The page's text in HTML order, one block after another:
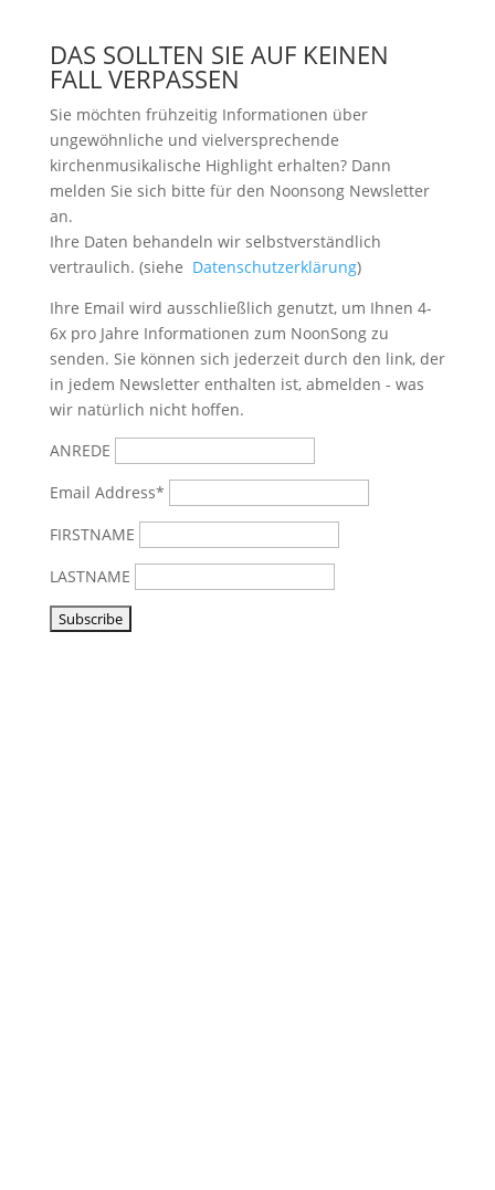
DAS SOLLTEN SIE AUF KEINEN
FALL VERPASSEN
Sie möchten frühzeitig Informationen über
ungewöhnliche und vielversprechende
kirchenmusikalische Highlight erhalten? Dann
melden Sie sich bitte für den Noonsong Newsletter
an.
Ihre Daten behandeln wir selbstverständlich
vertraulich. (siehe Datenschutzerklärung)
Ihre Email wird ausschließlich genutzt, um Ihnen 4-
6x pro Jahre Informationen zum NoonSong zu
senden. Sie können sich jederzeit durch den link, der
in jedem Newsletter enthalten ist, abmelden - was
wir natürlich nicht hoffen.
ANREDE
Email Address*
FIRSTNAME
LASTNAME